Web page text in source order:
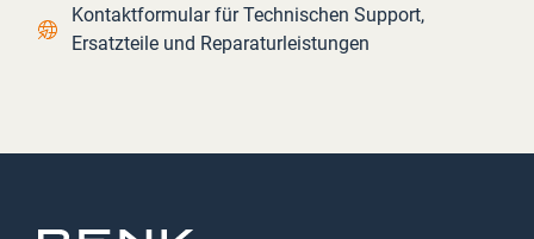
Contact link
Kontaktformular für Technischen Support,
Ersatzteile und Reparaturleistungen